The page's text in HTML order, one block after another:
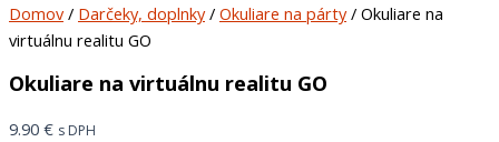
Domov/ Darčeky, doplnky/ Okuliare na párty/ Okuliare na
virtuálnu realitu GO
Okuliare na virtuálnu realitu GO
9.90 € s DPH